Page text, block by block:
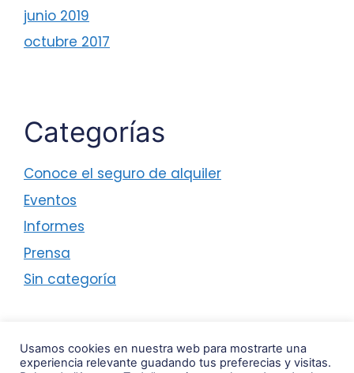
junio 2019
octubre 2017
Categorías
Conoce el seguro de alquiler
Eventos
Informes
Prensa
Sin categoría
Usamos cookies en nuestra web para mostrarte una
experiencia relevante guadando tus preferecias y visitas.